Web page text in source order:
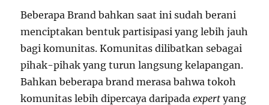
Beberapa Brand bahkan saat ini sudah berani
menciptakan bentuk partisipasi yang lebih jauh
bagi komunitas. Komunitas dilibatkan sebagai
pihak-pihak yang turun langsung kelapangan.
Bahkan beberapa brand merasa bahwa tokoh
komunitas lebih dipercaya daripadaexpert yang